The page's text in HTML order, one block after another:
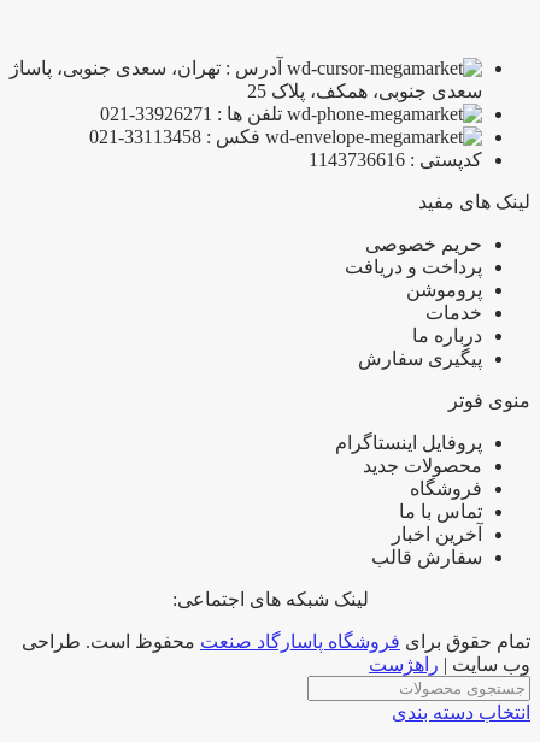
آدرس : تهران، سعدی جنوبی، پاساژ
سعدی جنوبی، همکف، پلاک 25
تلفن ها : 33926271-021
فکس : 33113458-021
کدپستی : 1143736616
لینک های مفید
حریم خصوصی
پرداخت و دریافت
پروموشن
خدمات
درباره ما
پیگیری سفارش
منوی فوتر
پروفایل اینستاگرام
محصولات جدید
فروشگاه
تماس با ما
آخرین اخبار
سفارش قالب
لینک شبکه های اجتماعی:
تمام حقوق برای فروشگاه پاسارگاد صنعت محفوظ است. طراحی
وب سایت | راهژست
انتخاب دسته بندی